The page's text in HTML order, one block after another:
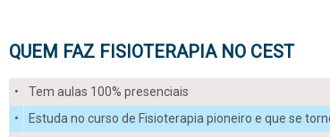
QUEM FAZ FISIOTERAPIA NO CEST
•
Tem aulas 100% presenciais
•
Estuda no curso de Fisioterapia pioneiro e que se